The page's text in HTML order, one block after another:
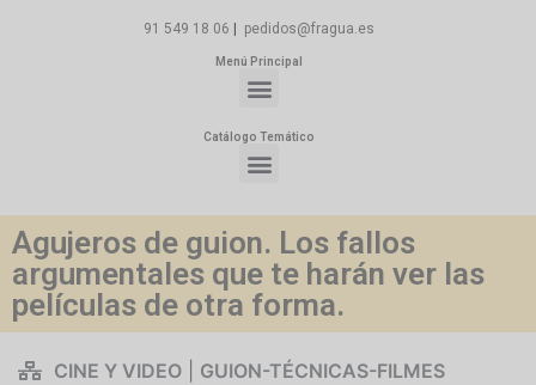
91 549 18 06 pedidos@fragua.es
Menú Principal
Catálogo Temático
Agujeros de guion. Los fallos
argumentales que te harán ver las
películas de otra forma.
CINE Y VIDEO GUION-TÉCNICAS-FILMES